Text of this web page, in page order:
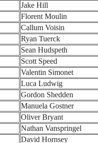
Jake Hill
Florent Moulin
Callum Voisin
Ryan Tuerck
Sean Hudspeth
Scott Speed
Valentin Simonet
Luca Ludwig
Gordon Shedden
Manuela Gostner
Oliver Bryant
Nathan Vanspringel
David Hornsey